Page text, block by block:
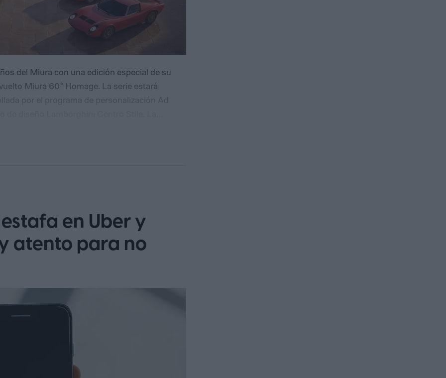
del Miura con una edición especial de su
Miura 60° Homage. La serie estará
durante la Monterey Car Week, en
elementos visuales asociados con el Miura
en Uber y
atento para no